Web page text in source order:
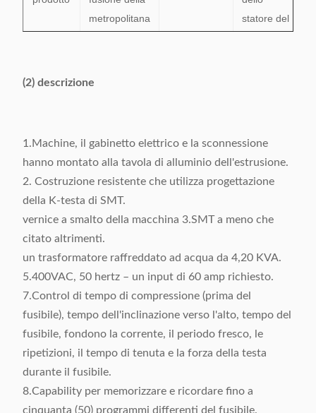
metropolitana
statore del
Tempo
garanzia
Un anno
dopo le
macchine
arriva nella
pianta del
cliente
Servizio
Centro di
servizio
d'oltremare
(2) descrizione
1.Machine, il gabinetto elettrico e la sconnessione
hanno montato alla tavola di alluminio dell'estrusione.
2. Costruzione resistente che utilizza progettazione
della K-testa di SMT.
vernice a smalto della macchina 3.SMT a meno che
citato altrimenti.
un trasformatore raffreddato ad acqua da 4,20 KVA.
5.400VAC, 50 hertz – un input di 60 amp richiesto.
7.Control di tempo di compressione (prima del
fusibile), tempo dell'inclinazione verso l'alto, tempo del
fusibile, fondono la corrente, il periodo fresco, le
ripetizioni, il tempo di tenuta e la forza della testa
durante il fusibile.
8.Capability per memorizzare e ricordare fino a
cinquanta (50) programmi differenti del fusibile.